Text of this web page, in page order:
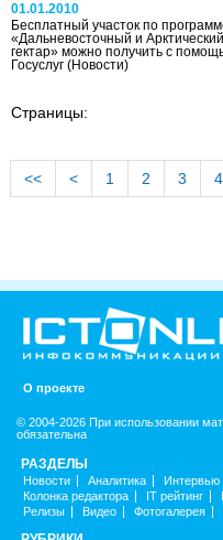
01.01.2010
Бесплатный участок по
«Дальневосточный и Арктический
гектар» можно получить с
Госуслуг (Новости)
Страницы:
<< < 1 2 3 4
О проекте
© 2004-2026 При использовании
обязательна
РАЗДЕЛЫ
Новости Аналитика Интервью
Колонка редактора
IT рейтинг
Релизы
Видео Фотогалерея